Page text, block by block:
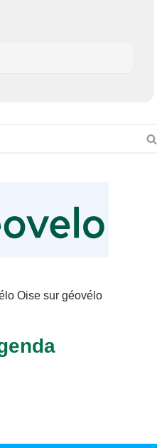
Oise sur géovélo